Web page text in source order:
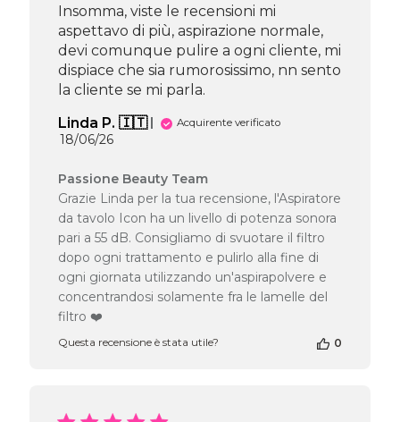
Jul
21
2026
Insomma, viste le recensioni mi
aspettavo di più, aspirazione normale,
devi comunque pulire a ogni cliente, mi
dispiace che sia rumorosissimo, nn sento
la cliente se mi parla.
Linda P. 🇮🇹
Acquirente verificato
Data
pubblicazione
18/06/26
Commenti
del
proprietario
del
negozio
alla
recensione
di
Team
Passione Beauty Team
Grazie Linda per la tua recensione, l'Aspiratore
da tavolo Icon ha un livello di potenza sonora
pari a 55 dB. Consigliamo di svuotare il filtro
dopo ogni trattamento e pulirlo alla fine di
ogni giornata utilizzando un'aspirapolvere e
concentrandosi solamente fra le lamelle del
filtro ❤️
Questa recensione è stata utile? 0